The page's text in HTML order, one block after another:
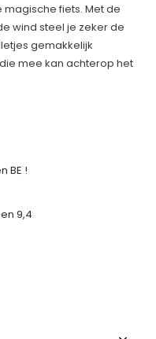
fiets. Met de
wind steel je zeker de
gemakkelijk
mee kan achterop het
BE !
9,4